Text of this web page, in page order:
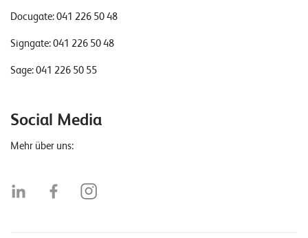
Docugate:041 226 50 48
Signgate:041 226 50 48
Sage:041 226 50 55
Social Media
Mehr über uns: